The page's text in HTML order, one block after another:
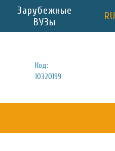
Зарубежные
ВУЗы
RU
Код:
10320199